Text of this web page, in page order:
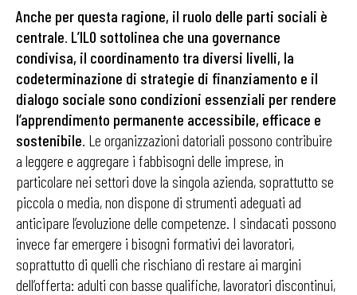
Anche per questa ragione, il ruolo delle parti sociali è
centrale. L’ILO sottolinea che una governance
condivisa, il coordinamento tra diversi livelli, la
codeterminazione di strategie di finanziamento e il
dialogo sociale sono condizioni essenziali per rendere
l’apprendimento permanente accessibile, efficace e
sostenibile. Le organizzazioni datoriali possono contribuire
a leggere e aggregare i fabbisogni delle imprese, in
particolare nei settori dove la singola azienda, soprattutto se
piccola o media, non dispone di strumenti adeguati ad
anticipare l’evoluzione delle competenze. I sindacati possono
invece far emergere i bisogni formativi dei lavoratori,
soprattutto di quelli che rischiano di restare ai margini
dell’offerta: adulti con basse qualifiche, lavoratori discontinui,